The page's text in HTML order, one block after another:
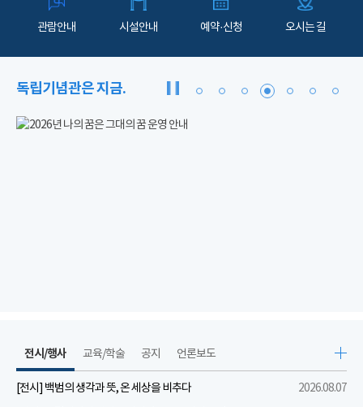
관람안내 시설안내 예약·신청 오시는 길
독립기념관은 지금.
전시/행사
[전시] 백범의 생각과 뜻, 온 세상을 비추다
2026.08.07
교육/학술 공지 언론보도